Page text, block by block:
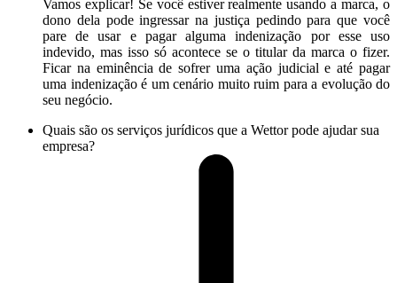
Vamos explicar! Se você estiver realmente usando a marca, o
dono dela pode ingressar na justiça pedindo para que você
pare de usar e pagar alguma indenização por esse uso
indevido, mas isso só acontece se o titular da marca o fizer.
Ficar na eminência de sofrer uma ação judicial e até pagar
uma indenização é um cenário muito ruim para a evolução do
seu negócio.
Quais são os serviços jurídicos que a Wettor pode ajudar sua
empresa?